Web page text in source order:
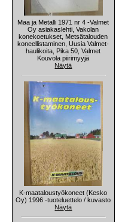
Maa ja Metalli 1971 nr 4 -Valmet
Oy asiakaslehti, Vakolan
konekoetukset, Metsätalouden
koneellistaminen, Uusia Valmet-
haulikoita, Pika 50, Valmet
Kouvola piirimyyjä
Näytä
K-maataloustyökoneet (Kesko
Oy) 1996 -tuoteluettelo / kuvasto
Näytä